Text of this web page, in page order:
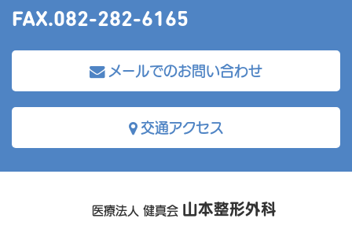
FAX.082-282-6165
メールでのお問い合わせ
交通アクセス
医療法人 健真会 山本整形外科